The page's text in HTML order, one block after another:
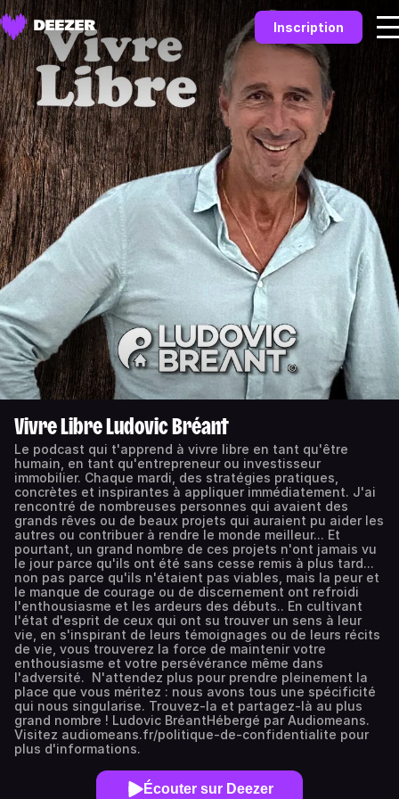
Inscription
Vivre Libre Ludovic Bréant
Le podcast qui t'apprend à vivre libre en tant qu'être
humain, en tant qu'entrepreneur ou investisseur
immobilier. Chaque mardi, des stratégies pratiques,
concrètes et inspirantes à appliquer immédiatement. J'ai
rencontré de nombreuses personnes qui avaient des
grands rêves ou de beaux projets qui auraient pu aider les
autres ou contribuer à rendre le monde meilleur... Et
pourtant, un grand nombre de ces projets n'ont jamais vu
le jour parce qu'ils ont été sans cesse remis à plus tard...
non pas parce qu'ils n'étaient pas viables, mais la peur et
le manque de courage ou de discernement ont refroidi
l'enthousiasme et les ardeurs des débuts.. En cultivant
l'état d'esprit de ceux qui ont su trouver un sens à leur
vie, en s'inspirant de leurs témoignages ou de leurs récits
de vie, vous trouverez la force de maintenir votre
enthousiasme et votre persévérance même dans
l'adversité. N'attendez plus pour prendre pleinement la
place que vous méritez : nous avons tous une spécificité
qui nous singularise. Trouvez-la et partagez-là au plus
grand nombre ! Ludovic BréantHébergé par Audiomeans.
Visitez audiomeans.fr/politique-de-confidentialite pour
plus d'informations.
Écouter sur Deezer